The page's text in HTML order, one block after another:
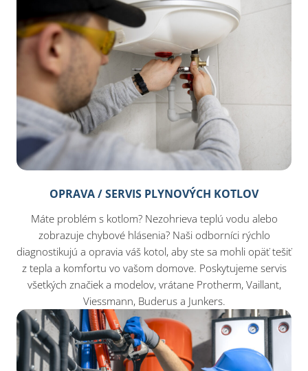
OPRAVA / SERVIS PLYNOVÝCH KOTLOV
Máte problém s kotlom? Nezohrieva teplú vodu alebo
zobrazuje chybové hlásenia? Naši odborníci rýchlo
diagnostikujú a opravia váš kotol, aby ste sa mohli opäť tešiť
z tepla a komfortu vo vašom domove. Poskytujeme servis
všetkých značiek a modelov, vrátane Protherm, Vaillant,
Viessmann, Buderus a Junkers.​